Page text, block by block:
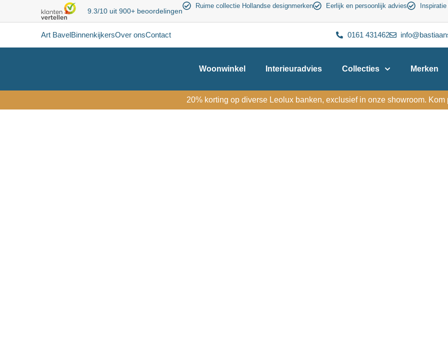
9.3/10 uit 900+ beoordelingen
Ruime collectie Hollandse designmerken Eerlijk en persoonlijk advies
Art BavelBinnenkijkersOver onsContact 0161 431462
Woonwinkel Interieuradvies Collecties Merken
20% korting op diverse Leolux banken, exclusief in onze showroom. Kom